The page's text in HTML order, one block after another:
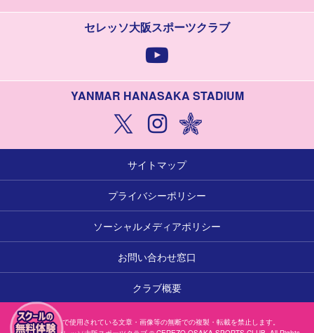
セレッソ大阪スポーツクラブ
YANMAR HANASAKA STADIUM
サイトマップ
プライバシーポリシー
ソーシャルメディアポリシー
お問い合わせ窓口
クラブ概要
本サイトで使用されている文章・画像等の無断での複製・転載を禁止します。